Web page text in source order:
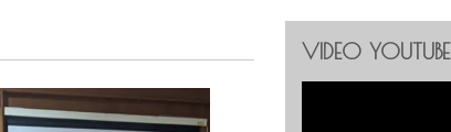
VIDEO YOUTUBE